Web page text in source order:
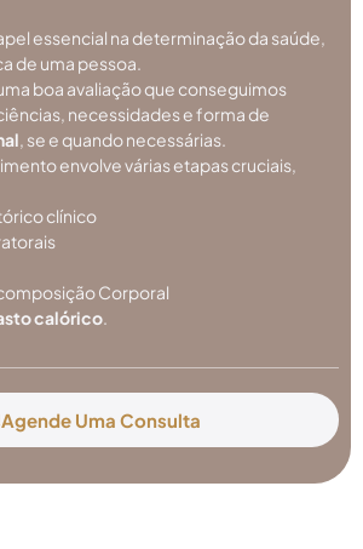
essencial na determinação da saúde,
de uma pessoa.
boa avaliação que conseguimos
necessidades e forma de
, se e quando necessárias.
envolve várias etapas cruciais,
clínico
Corporal
calórico.
Agende Uma Consulta